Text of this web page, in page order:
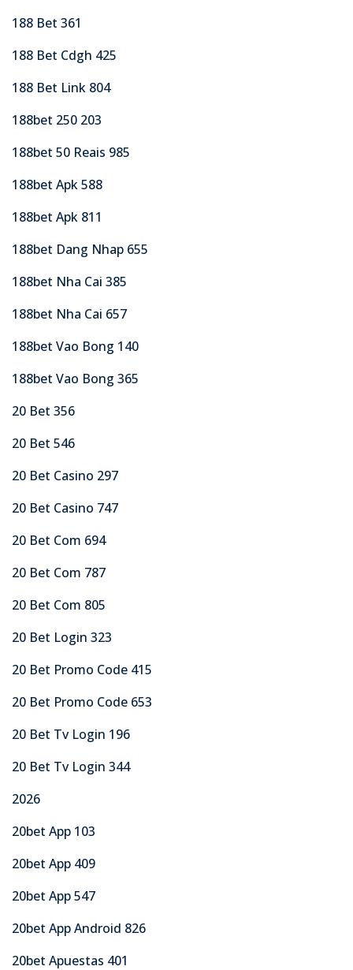
188 Bet 361
188 Bet Cdgh 425
188 Bet Link 804
188bet 250 203
188bet 50 Reais 985
188bet Apk 588
188bet Apk 811
188bet Dang Nhap 655
188bet Nha Cai 385
188bet Nha Cai 657
188bet Vao Bong 140
188bet Vao Bong 365
20 Bet 356
20 Bet 546
20 Bet Casino 297
20 Bet Casino 747
20 Bet Com 694
20 Bet Com 787
20 Bet Com 805
20 Bet Login 323
20 Bet Promo Code 415
20 Bet Promo Code 653
20 Bet Tv Login 196
20 Bet Tv Login 344
2026
20bet App 103
20bet App 409
20bet App 547
20bet App Android 826
20bet Apuestas 401